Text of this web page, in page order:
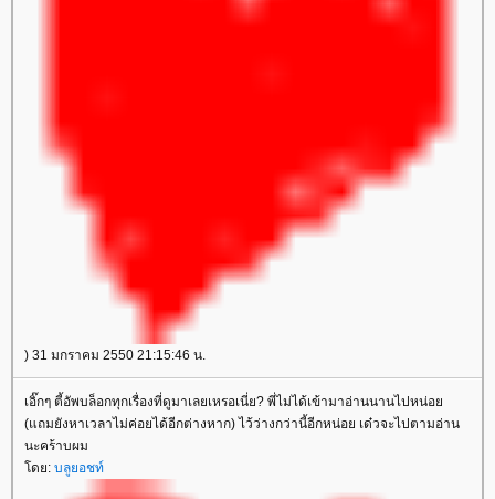
) 31 มกราคม 2550 21:15:46 น.
เอิ๊กๆ ตี้อัพบล็อกทุกเรื่องที่ดูมาเลยเหรอเนี่ย? พี่ไม่ได้เข้ามาอ่านนานไปหน่อ
(แถมยังหาเวลาไม่ค่อยได้อีกต่างหาก) ไว้ว่างกว่านี้อีกหน่อย เด๋วจะไปตามอ่าน
นะคร้าบผม
ดย: บลูยอชท์